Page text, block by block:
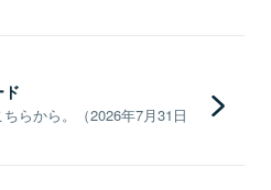
らから。（2026年7月31日